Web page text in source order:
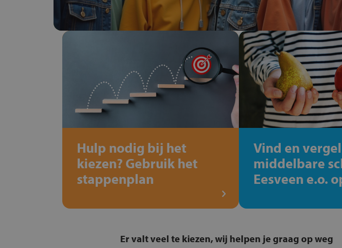
Hulp nodig bij het
kiezen? Gebruik het
stappenplan
Vind en
middelbare
Eesveen e.o.
Er valt veel te kiezen, wij helpen je graag op weg